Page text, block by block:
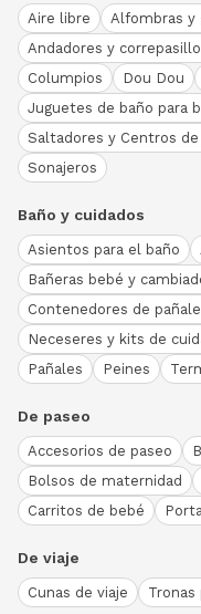
Aire libre
Alfombras y
Andadores y
Columpios
Dou Dou
Juguetes de baño para
Saltadores y Centros de
Sonajeros
Baño y cuidados
Asientos para el baño
Bañeras bebé y
Contenedores de
Neceseres y kits de
Pañales
Peines
De paseo
Accesorios de paseo
Bolsos de maternidad
Carritos de bebé
De viaje
Cunas de viaje